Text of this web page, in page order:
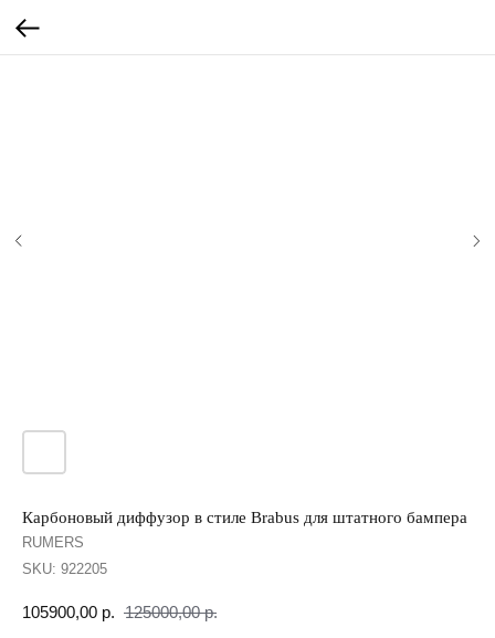
Карбоновый диффузор в стиле Brabus для штатного бампера
RUMERS
SKU: 922205
105900,00 р. 125000,00 р.